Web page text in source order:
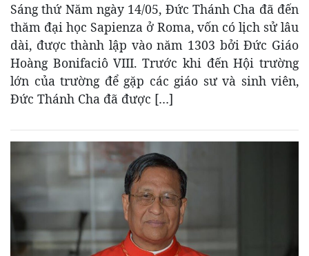
Sáng thứ Năm ngày 14/05, Đức Thánh Cha đã đến
thăm đại học Sapienza ở Roma, vốn có lịch sử lâu
dài, được thành lập vào năm 1303 bởi Đức Giáo
Hoàng Bonifaciô VIII. Trước khi đến Hội trường
lớn của trường để gặp các giáo sư và sinh viên,
Đức Thánh Cha đã được […]